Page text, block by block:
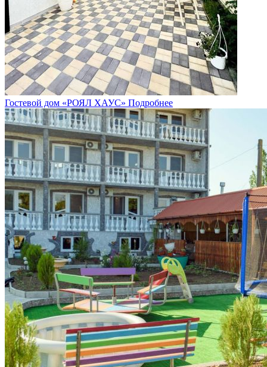
Гостевой дом «РОЯЛ ХАУС» Подробнее